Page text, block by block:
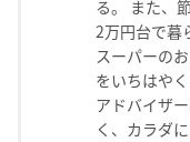
る。 また、
2万円台で暮
スーパーの
をいちはや
アドバイザ
く、カラダ